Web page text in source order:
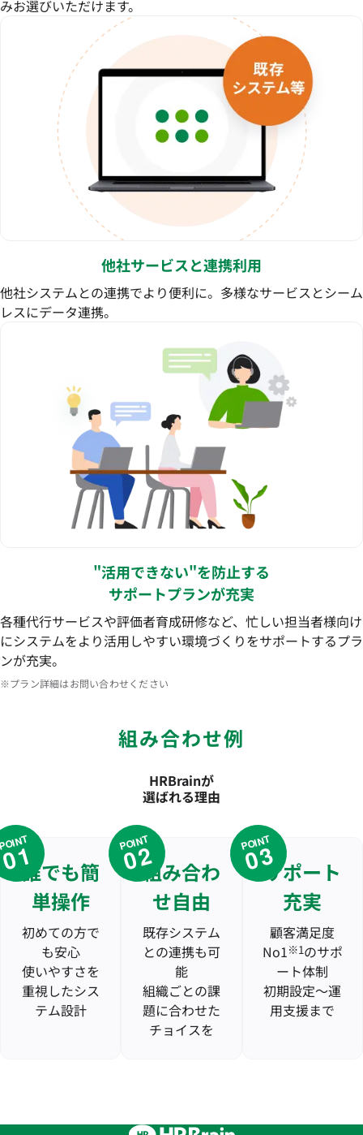
みお選びいただけます。
他社サービスと連携利用
他社システムとの連携でより便利に。多様なサービスとシーム
レスにデータ連携。
"活用できない"を防止する
サポートプランが充実
各種代行サービスや評価者育成研修など、忙しい担当者様向け
にシステムをより活用しやすい環境づくりをサポートするプラ
ンが充実。
※プラン詳細はお問い合わせください
組み合わせ例
HRBrainが
選ばれる理由
誰でも簡
単操作
初めての方で
も安心
使いやすさを
重視したシス
テム設計
POINT
02組み合わ
せ自由
既存システム
との連携も可
能
組織ごとの課
題に合わせた
チョイスを
POINT
03サポート
充実
顧客満足度
No1※1のサポ
ート体制
初期設定〜運
用支援まで